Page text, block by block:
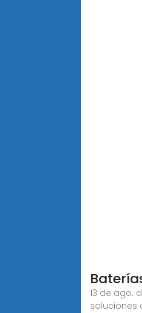
13 de ago.
soluciones